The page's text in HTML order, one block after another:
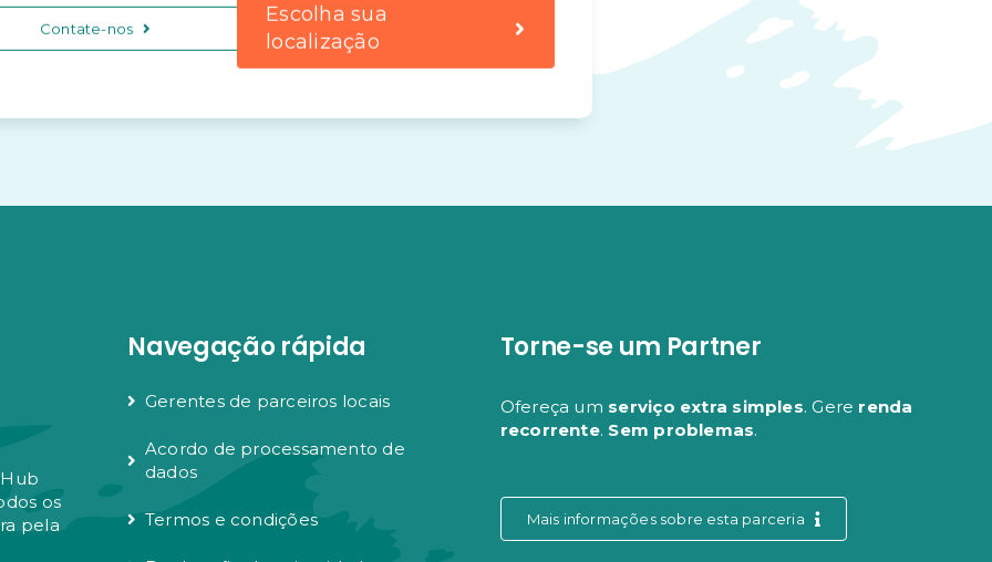
Contate-nos
Escolha sua
localização
os
pela
Navegação rápida
Gerentes de parceiros locais
Acordo de processamento de
dados
Termos e condições
Torne-se um Partner
Ofereça um serviço extra simples. Gere renda
recorrente. Sem problemas.
Mais informações sobre esta parceria